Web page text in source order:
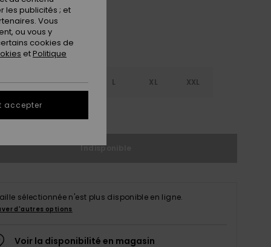
S M L XL XXL
le Guide des tailles
Indisponible
sélectionnée n'est plus disponible en ligne.
d'autres options
Voir la disponibilité en magasin
les publicités ; et
Vous
ou vous y
cookies de
etPolitique
accepter